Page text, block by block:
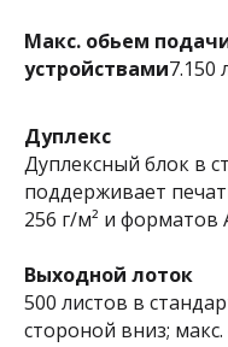
Макс. обьем
устройствами7.150
Дуплекс
Дуплексный блок в
поддерживает
256 г/м² и форматов
Выходной лоток
500 листов в
стороной вниз;